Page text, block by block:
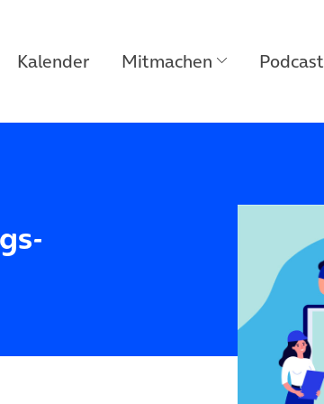
Kalender Mitmachen Podcast